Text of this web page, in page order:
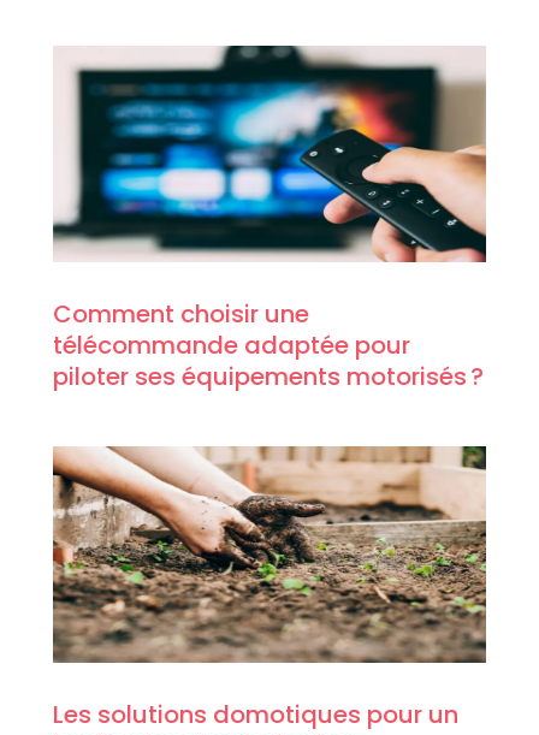
Comment choisir une
télécommande adaptée pour
piloter ses équipements motorisés ?
Les solutions domotiques pour un